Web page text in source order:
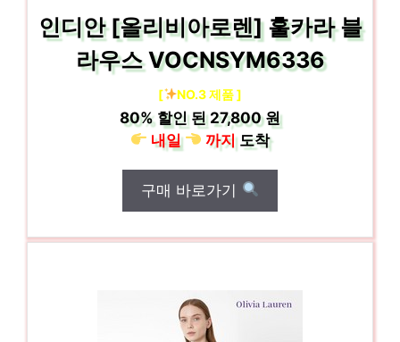
인디안 [올리비아로렌] 훌카라 블
라우스 VOCNSYM6336
[ NO.3 제품 ]
80% 할인 된27,800 원
내일
까지도착
구매 바로가기